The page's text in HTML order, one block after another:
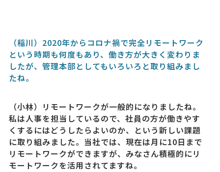
（稲川）2020年からコロナ禍で完全リモートワーク
という時期も何度もあり、働き方が大きく変わりま
したが、管理本部としてもいろいろと取り組みまし
たね。
（小林）リモートワークが一般的になりましたね。
私は人事を担当しているので、社員の方が働きやす
くするにはどうしたらよいのか、という新しい課題
に取り組みました。当社では、現在は月に10日まで
リモートワークができますが、みなさん積極的にリ
モートワークを活用されてますね。